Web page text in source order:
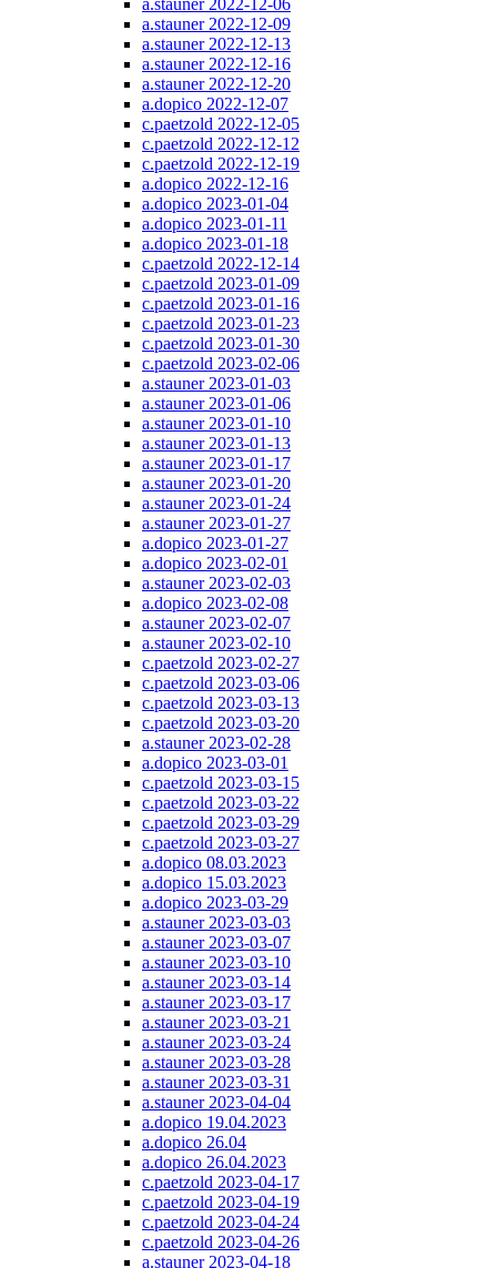
a.stauner 2022-12-09
a.stauner 2022-12-13
a.stauner 2022-12-16
a.stauner 2022-12-20
a.dopico 2022-12-07
c.paetzold 2022-12-05
c.paetzold 2022-12-12
c.paetzold 2022-12-19
a.dopico 2022-12-16
a.dopico 2023-01-04
a.dopico 2023-01-11
a.dopico 2023-01-18
c.paetzold 2022-12-14
c.paetzold 2023-01-09
c.paetzold 2023-01-16
c.paetzold 2023-01-23
c.paetzold 2023-01-30
c.paetzold 2023-02-06
a.stauner 2023-01-03
a.stauner 2023-01-06
a.stauner 2023-01-10
a.stauner 2023-01-13
a.stauner 2023-01-17
a.stauner 2023-01-20
a.stauner 2023-01-24
a.stauner 2023-01-27
a.dopico 2023-01-27
a.dopico 2023-02-01
a.stauner 2023-02-03
a.dopico 2023-02-08
a.stauner 2023-02-07
a.stauner 2023-02-10
c.paetzold 2023-02-27
c.paetzold 2023-03-06
c.paetzold 2023-03-13
c.paetzold 2023-03-20
a.stauner 2023-02-28
a.dopico 2023-03-01
c.paetzold 2023-03-15
c.paetzold 2023-03-22
c.paetzold 2023-03-29
c.paetzold 2023-03-27
a.dopico 08.03.2023
a.dopico 15.03.2023
a.dopico 2023-03-29
a.stauner 2023-03-03
a.stauner 2023-03-07
a.stauner 2023-03-10
a.stauner 2023-03-14
a.stauner 2023-03-17
a.stauner 2023-03-21
a.stauner 2023-03-24
a.stauner 2023-03-28
a.stauner 2023-03-31
a.stauner 2023-04-04
a.dopico 19.04.2023
a.dopico 26.04
a.dopico 26.04.2023
c.paetzold 2023-04-17
c.paetzold 2023-04-19
c.paetzold 2023-04-24
c.paetzold 2023-04-26
a.stauner 2023-04-18